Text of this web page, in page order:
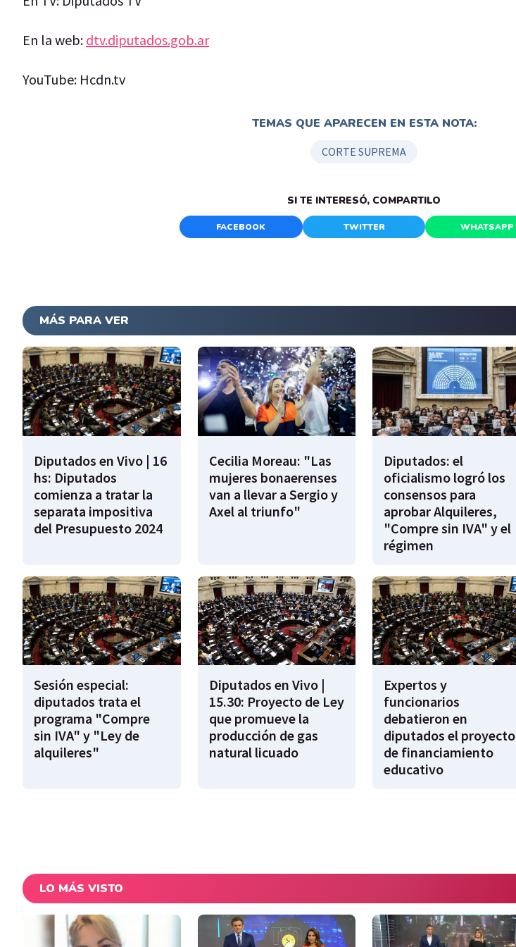
En la web: dtv.diputados.gob.ar
YouTube: Hcdn.tv
TEMAS QUE APARECEN EN ESTA NOTA:
CORTE SUPREMA
SI TE INTERESÓ, COMPARTILO
FACEBOOK TWITTER WHATSAPP
MÁS PARA VER
Diputados en Vivo | 16
hs: Diputados
comienza a tratar la
separata impositiva
del Presupuesto 2024
Cecilia Moreau: "Las
mujeres bonaerenses
van a llevar a Sergio y
Axel al triunfo"
Diputados: el
oficialismo logró los
consensos para
aprobar Alquileres,
"Compre sin IVA" y el
régimen
Sesión especial:
diputados trata el
programa "Compre
sin IVA" y "Ley de
alquileres"
Diputados en Vivo |
15.30: Proyecto de Ley
que promueve la
producción de gas
natural licuado
Expertos y
funcionarios
debatieron en
diputados el proyecto
de financiamiento
educativo
LO MÁS VISTO